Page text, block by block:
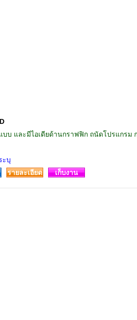
บบ และมีไอเดียด้านกราฟฟิก ถนัดโปรแกรม
ะบุ
รายละเอียด เก็บงาน